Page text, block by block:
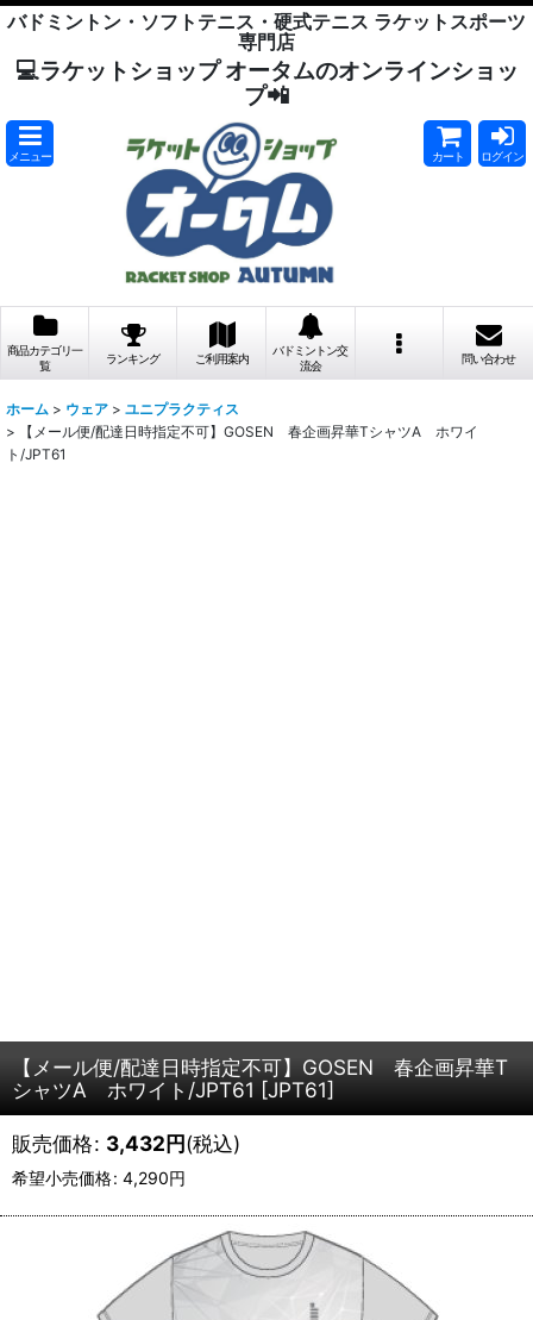
バドミントン・ソフトテニス・硬式テニス ラケットスポーツ
専門店
💻ラケットショップ オータムのオンラインショッ
プ📲
メニュー カート ログイン
商品カテゴリ一
覧
ランキング ご利用案内
バドミントン交
流会
問い合わせ
ホーム > ウェア > ユニプラクティス
>
【メール便/配達日時指定不可】GOSEN 春企画昇華TシャツA ホワイ
ト/JPT61
【メール便/配達日時指定不可】GOSEN 春企画昇華T
シャツA ホワイト/JPT61 [JPT61]
販売価格: 3,432円(税込)
希望小売価格: 4,290円